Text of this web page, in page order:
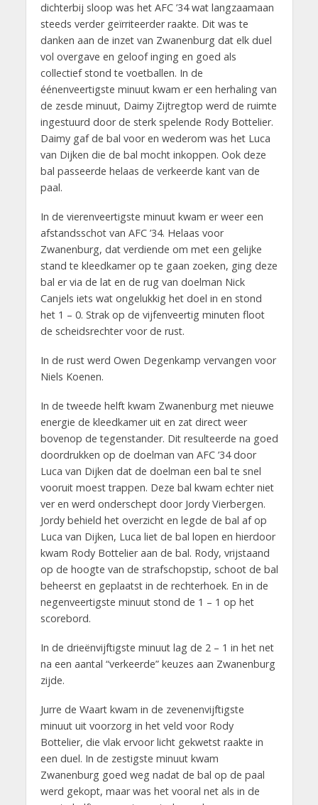
dichterbij sloop was het AFC ’34 wat langzaamaan
steeds verder geïrriteerder raakte. Dit was te
danken aan de inzet van Zwanenburg dat elk duel
vol overgave en geloof inging en goed als
collectief stond te voetballen. In de
éénenveertigste minuut kwam er een herhaling van
de zesde minuut, Daimy Zijtregtop werd de ruimte
ingestuurd door de sterk spelende Rody Bottelier.
Daimy gaf de bal voor en wederom was het Luca
van Dijken die de bal mocht inkoppen. Ook deze
bal passeerde helaas de verkeerde kant van de
paal.
In de vierenveertigste minuut kwam er weer een
afstandsschot van AFC ’34. Helaas voor
Zwanenburg, dat verdiende om met een gelijke
stand te kleedkamer op te gaan zoeken, ging deze
bal er via de lat en de rug van doelman Nick
Canjels iets wat ongelukkig het doel in en stond
het 1 – 0. Strak op de vijfenveertig minuten floot
de scheidsrechter voor de rust.
In de rust werd Owen Degenkamp vervangen voor
Niels Koenen.
In de tweede helft kwam Zwanenburg met nieuwe
energie de kleedkamer uit en zat direct weer
bovenop de tegenstander. Dit resulteerde na goed
doordrukken op de doelman van AFC ’34 door
Luca van Dijken dat de doelman een bal te snel
vooruit moest trappen. Deze bal kwam echter niet
ver en werd onderschept door Jordy Vierbergen.
Jordy behield het overzicht en legde de bal af op
Luca van Dijken, Luca liet de bal lopen en hierdoor
kwam Rody Bottelier aan de bal. Rody, vrijstaand
op de hoogte van de strafschopstip, schoot de bal
beheerst en geplaatst in de rechterhoek. En in de
negenveertigste minuut stond de 1 – 1 op het
scorebord.
In de drieënvijftigste minuut lag de 2 – 1 in het net
na een aantal “verkeerde” keuzes aan Zwanenburg
zijde.
Jurre de Waart kwam in de zevenenvijftigste
minuut uit voorzorg in het veld voor Rody
Bottelier, die vlak ervoor licht gekwetst raakte in
een duel. In de zestigste minuut kwam
Zwanenburg goed weg nadat de bal op de paal
werd gekopt, maar was het vooral net als in de